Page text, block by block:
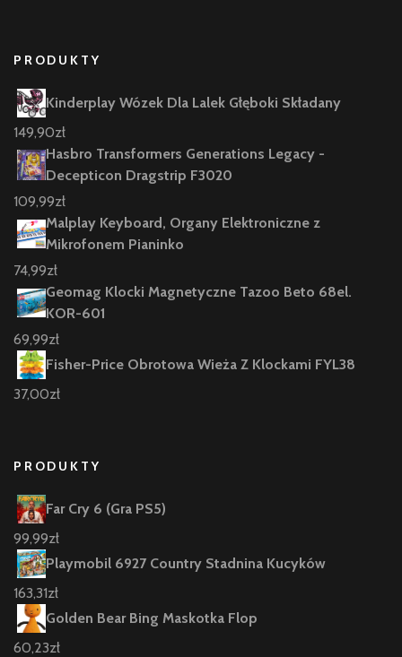
PRODUKTY
Kinderplay Wózek Dla Lalek Głęboki Składany
149,90zł
Hasbro Transformers Generations Legacy -
Decepticon Dragstrip F3020
109,99zł
Malplay Keyboard, Organy Elektroniczne z
Mikrofonem Pianinko
74,99zł
Geomag Klocki Magnetyczne Tazoo Beto 68el.
KOR-601
69,99zł
Fisher-Price Obrotowa Wieża Z Klockami FYL38
37,00zł
PRODUKTY
Far Cry 6 (Gra PS5)
99,99zł
Playmobil 6927 Country Stadnina Kucyków
163,31zł
Golden Bear Bing Maskotka Flop
60,23zł